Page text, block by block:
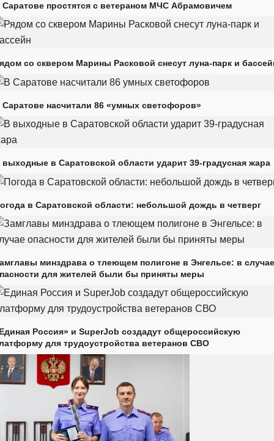
Саратове простятся с ветераном МЧС Абрамовичем
со сквером Марины Расковой снесут луна-парк и
Саратове насчитали 86 «умных светофоров»
выходные в Саратовской области ударит 39-градусная жара
в Саратовской области: небольшой дождь в четверг
минздрава о тлеющем полигоне в Энгельсе: в случае
для жителей были бы приняты меры
Россия» и SuperJob создадут общероссийскую
для трудоустройства ветеранов СВО